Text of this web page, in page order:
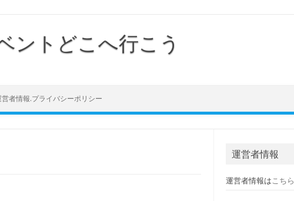
ントどこへ行こう
営者情報.プライバシーポリシー
運営者情報
運営者情報は こちら